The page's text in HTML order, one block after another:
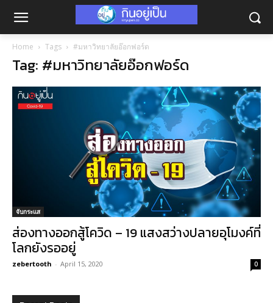
Home Tags #มหาวิทยาลัยอ๊อกฟอร์ด
Tag: #มหาวิทยาลัยอ๊อกฟอร์ด
จับกระแส
ส่องทางออกสู้โควิด – 19 แสงสว่างปลายอุโมงค์ที่
โลกยังรออยู่
zebertooth - April 15, 2020 0